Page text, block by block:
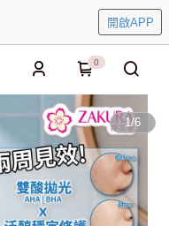
開啟APP
0
1/6